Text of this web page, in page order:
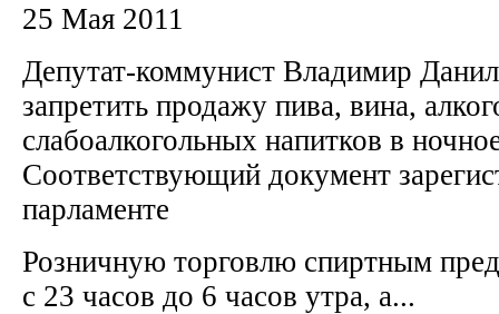
25 Мая 2011
Депутат-коммунист Владимир
запретить продажу пива, вина,
слабоалкогольных напитков в
Соответствующий документ
парламенте
Розничную торговлю спиртным
с 23 часов до 6 часов утра, а...